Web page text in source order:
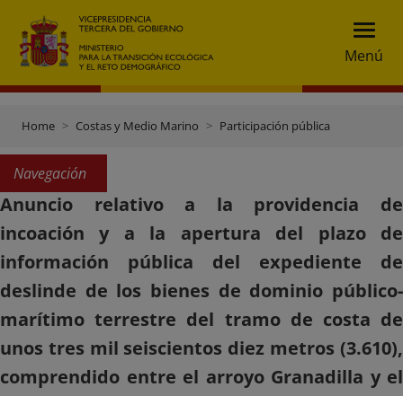
Menú
Home Costas y Medio Marino Participación pública
Navegación
Anuncio relativo a la providencia de
incoación y a la apertura del plazo de
información pública del expediente de
deslinde de los bienes de dominio público-
marítimo terrestre del tramo de costa de
unos tres mil seiscientos diez metros (3.610),
comprendido entre el arroyo Granadilla y el